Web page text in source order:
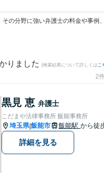
その分野に強い弁護士の料金や事例
りました (検索結果について詳しくは こ
2
黒見 恵 弁護士
こだまや法律事務所 飯能事務所
埼玉県|飯能市 飯能駅 から徒
詳細を見る